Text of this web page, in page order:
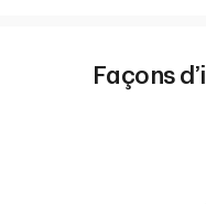
Façons